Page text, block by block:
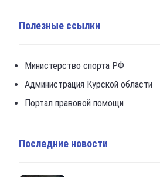
Полезные ссылки
Министерство спорта РФ
Администрация Курской области
Портал правовой помощи
Последние новости